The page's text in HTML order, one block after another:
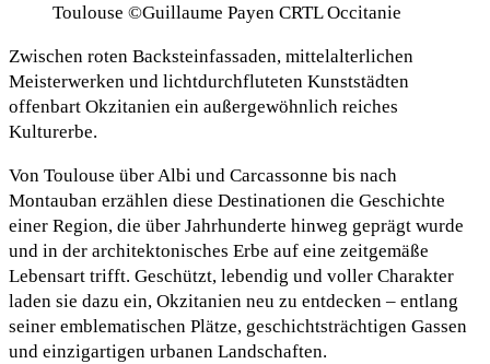
Toulouse ©Guillaume Payen CRTL Occitanie
Zwischen roten Backsteinfassaden, mittelalterlichen
Meisterwerken und lichtdurchfluteten Kunststädten
offenbart Okzitanien ein außergewöhnlich reiches
Kulturerbe.
Von Toulouse über Albi und Carcassonne bis nach
Montauban erzählen diese Destinationen die Geschichte
einer Region, die über Jahrhunderte hinweg geprägt wurde
und in der architektonisches Erbe auf eine zeitgemäße
Lebensart trifft. Geschützt, lebendig und voller Charakter
laden sie dazu ein, Okzitanien neu zu entdecken – entlang
seiner emblematischen Plätze, geschichtsträchtigen Gassen
und einzigartigen urbanen Landschaften.